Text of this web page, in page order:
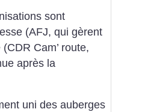
sont
(AFJ, qui gèrent
Cam’ route,
après la
uni des auberges